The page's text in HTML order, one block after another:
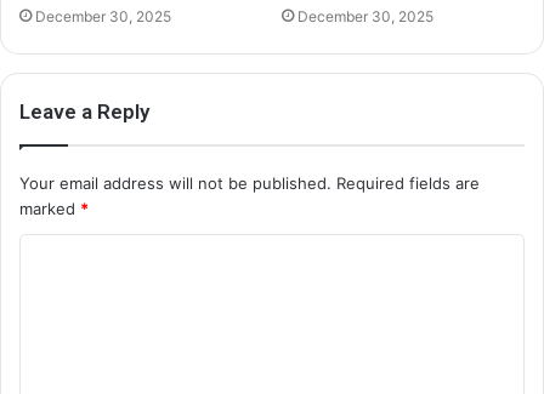
December 30, 2025 December 30, 2025
Leave a Reply
Your email address will not be published. Required fields are
marked *